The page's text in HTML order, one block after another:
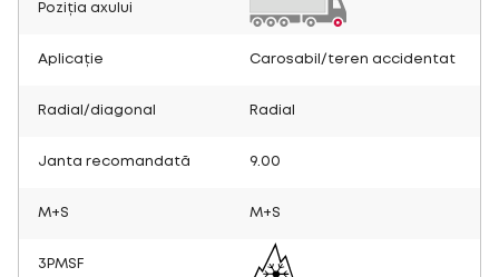
Poziția axului
Aplicație Carosabil/teren accidentat
Radial/diagonal Radial
Janta recomandată 9.00
M+S M+S
3PMSF